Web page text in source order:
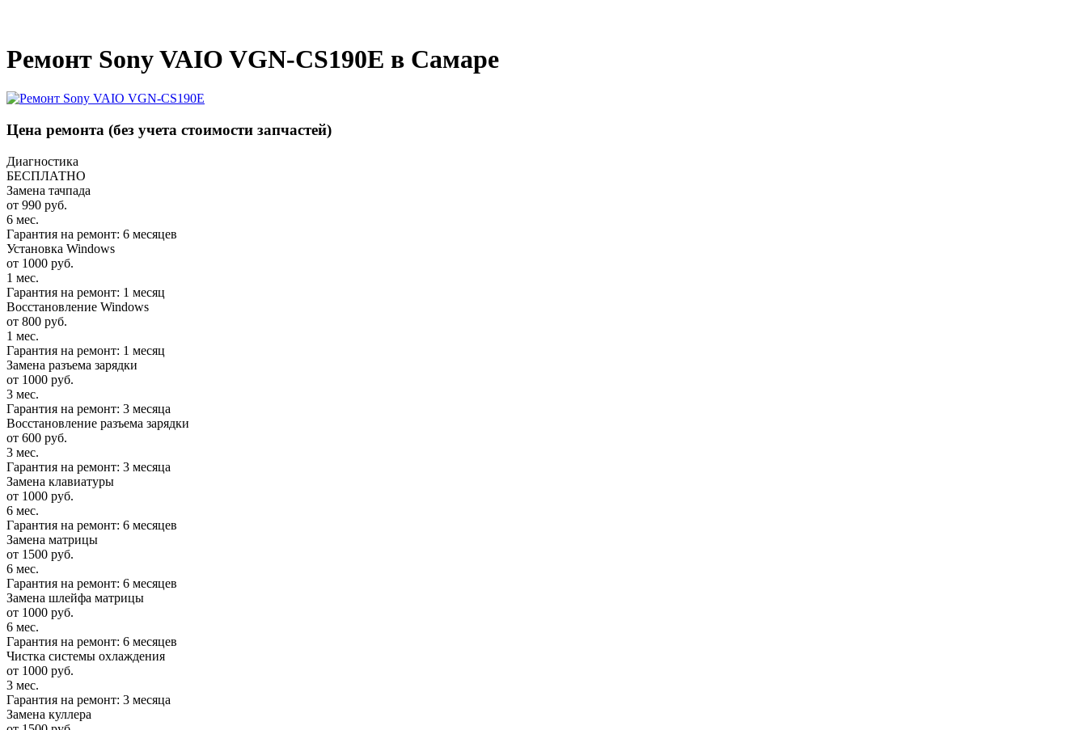
Ремонт Sony VAIO VGN-CS190E в Самаре
Цена ремонта (без учета стоимости запчастей)
Диагностика
БЕСПЛАТНО
Замена тачпада
от 990 руб.
6 мес.
Гарантия на ремонт: 6 месяцев
Установка Windows
от 1000 руб.
1 мес.
Гарантия на ремонт: 1 месяц
Восстановление Windows
от 800 руб.
1 мес.
Гарантия на ремонт: 1 месяц
Замена разъема зарядки
от 1000 руб.
3 мес.
Гарантия на ремонт: 3 месяца
Восстановление разъема зарядки
от 600 руб.
3 мес.
Гарантия на ремонт: 3 месяца
Замена клавиатуры
от 1000 руб.
6 мес.
Гарантия на ремонт: 6 месяцев
Замена матрицы
от 1500 руб.
6 мес.
Гарантия на ремонт: 6 месяцев
Замена шлейфа матрицы
от 1000 руб.
6 мес.
Гарантия на ремонт: 6 месяцев
Чистка системы охлаждения
от 1000 руб.
3 мес.
Гарантия на ремонт: 3 месяца
Замена куллера